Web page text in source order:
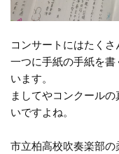
コンサートにはたく
一つに手紙の手紙を
います。
ましてやコンクール
いですよね。
市立柏高校吹奏楽部の